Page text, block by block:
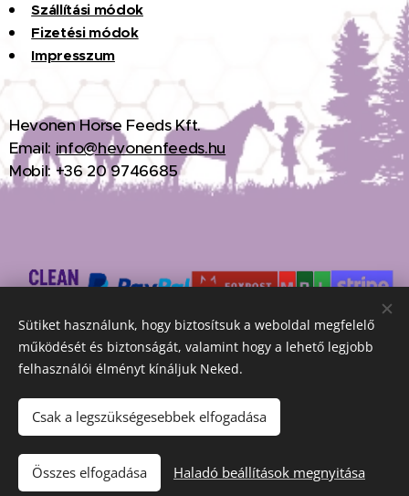
Szállítási módok
Fizetési módok
Impresszum
Hevonen Horse Feeds Kft.
Email: info@hevonenfeeds.hu
Mobil: +36 20 9746685
Hevonen Horse Feeds Kft.© 2026 Minden jog fenntartva
Nyelvek
English
HUF Ft
Sütiket használunk, hogy biztosítsuk a weboldal megfelelő
működését és biztonságát, valamint hogy a lehető legjobb
felhasználói élményt kínáljuk Neked.
Csak a legszükségesebbek elfogadása
Összes elfogadása Haladó beállítások megnyitása